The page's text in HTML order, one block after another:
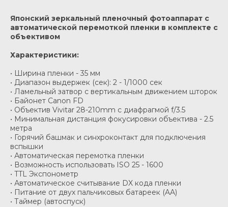
Японский зеркальный пленочный фотоаппарат с
автоматической перемоткой пленки в комплекте с
объективом
Характеристики:
• Ширина пленки - 35 мм
• Диапазон выдержек (сек): 2 - 1/1000 сек
• Ламельный затвор с вертикальным движением шторок
• Байонет Canon FD
• Объектив Vivitar 28-210mm с диафрагмой f/3.5
• Минимальная дистанция фокусировки объектива - 2.5
метра
• Горячий башмак и синхроконтакт для подключения
вспышки
• Автоматическая перемотка пленки
• Возможность использовать ISO 25 - 1600
• TTL Экспонометр
• Автоматическое считывание DX кода пленки
• Питание от двух пальчиковых батареек (AA)
• Таймер (автоспуск)